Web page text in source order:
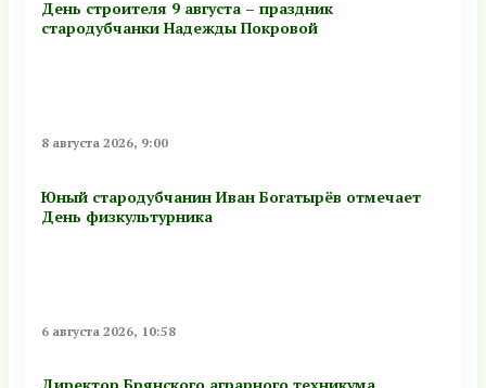
День строителя 9 августа – праздник
стародубчанки Надежды Покровой
8 августа 2026, 9:00
Юный стародубчанин Иван Богатырёв отмечает
День физкультурника
6 августа 2026, 10:58